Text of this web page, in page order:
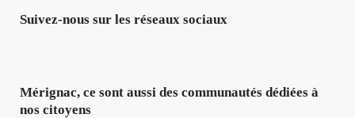
Suivez-nous sur les réseaux sociaux
Mérignac, ce sont aussi des communautés dédiées à
nos citoyens